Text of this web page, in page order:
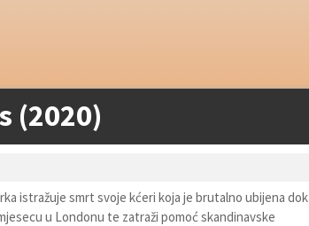
(2020)
istražuje smrt svoje kćeri koja je brutalno ubijena dok
u Londonu te zatraži pomoć skandinavske